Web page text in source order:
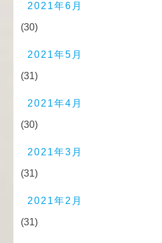
2021年6月
(30)
2021年5月
(31)
2021年4月
(30)
2021年3月
(31)
2021年2月
(31)